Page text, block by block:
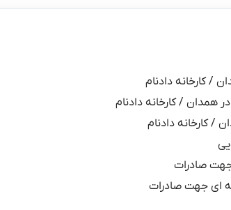
/ کارخانه دادنام
همدان / کارخانه دادنام
/ کارخانه دادنام
صادرات
ای جهت صادرات